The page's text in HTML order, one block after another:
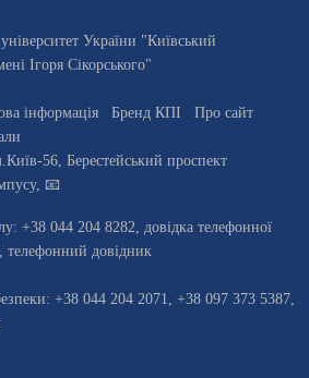
України "Київський
Ігоря Сікорського"
інформація Бренд КПІ
Про сайт
Київ-56, Берестейський проспект
, 📧
+38 044 204 8282, довiдка телефонної
, телефонний довідник
+38 044 204 2071, +38 097 373 5387,